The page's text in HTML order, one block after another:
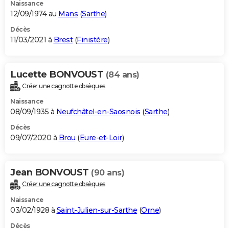
Naissance
12/09/1974 au Mans (Sarthe)
Décès
11/03/2021 à Brest(Finistère)
Lucette BONVOUST (84 ans)
Créer une cagnotte obsèques
Naissance
08/09/1935 à Neufchâtel-en-Saosnois (Sarthe)
Décès
09/07/2020 à Brou (Eure-et-Loir)
Jean BONVOUST (90 ans)
Créer une cagnotte obsèques
Naissance
03/02/1928 à Saint-Julien-sur-Sarthe (Orne)
Décès